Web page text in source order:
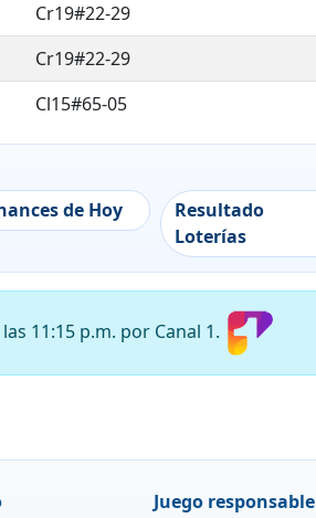
Cr19#22-29
Cr19#22-29
Cl15#65-05
Cr19#22-29
Calle Principal
Calle Principal
Cl19#15-21
Cl14#2-90
Cr 29 # 13 - 36
de Hoy
Resultado
Loterías
11:15 p.m. por Canal 1.
Juego responsable